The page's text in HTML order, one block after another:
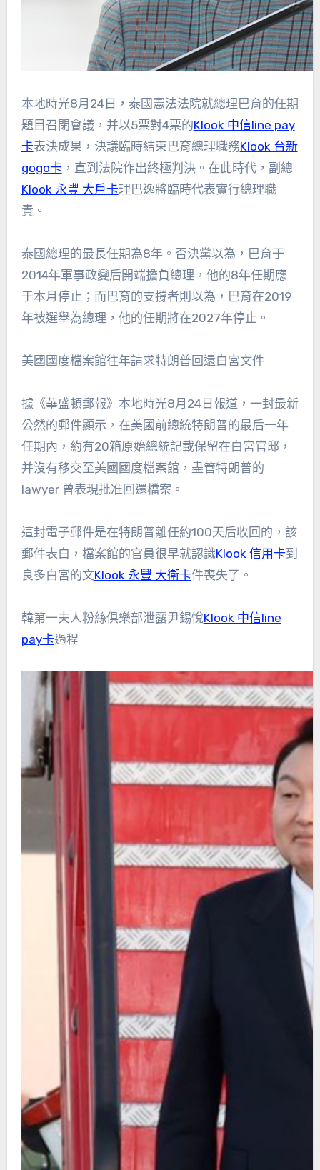
本地時光8月24日，泰國憲法法院就總理巴育的任期
題目召閉會議，并以5票對4票的Klook 中信line pay
卡表決成果，決議臨時結束巴育總理職務Klook 台新
gogo卡，直到法院作出終極判決。在此時代，副總
Klook 永豐 大戶卡理巴逸將臨時代表實行總理職
責。
泰國總理的最長任期為8年。否決黨以為，巴育于
2014年軍事政變后開端擔負總理，他的8年任期應
于本月停止；而巴育的支撐者則以為，巴育在2019
年被選舉為總理，他的任期將在2027年停止。
美國國度檔案館往年請求特朗普回還白宮文件
據《華盛頓郵報》本地時光8月24日報道，一封最新
公然的郵件顯示，在美國前總統特朗普的最后一年
任期內，約有20箱原始總統記載保留在白宮官邸，
并沒有移交至美國國度檔案館，盡管特朗普的
lawyer 曾表現批准回還檔案。
這封電子郵件是在特朗普離任約100天后收回的，該
郵件表白，檔案館的官員很早就認識Klook 信用卡到
良多白宮的文Klook 永豐 大衛卡件喪失了。
韓第一夫人粉絲俱樂部泄露尹錫悅Klook 中信line
pay卡過程